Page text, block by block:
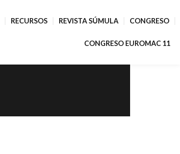
RECURSOS REVISTA SÚMULA CONGRESO
CONGRESO EUROMAC 11